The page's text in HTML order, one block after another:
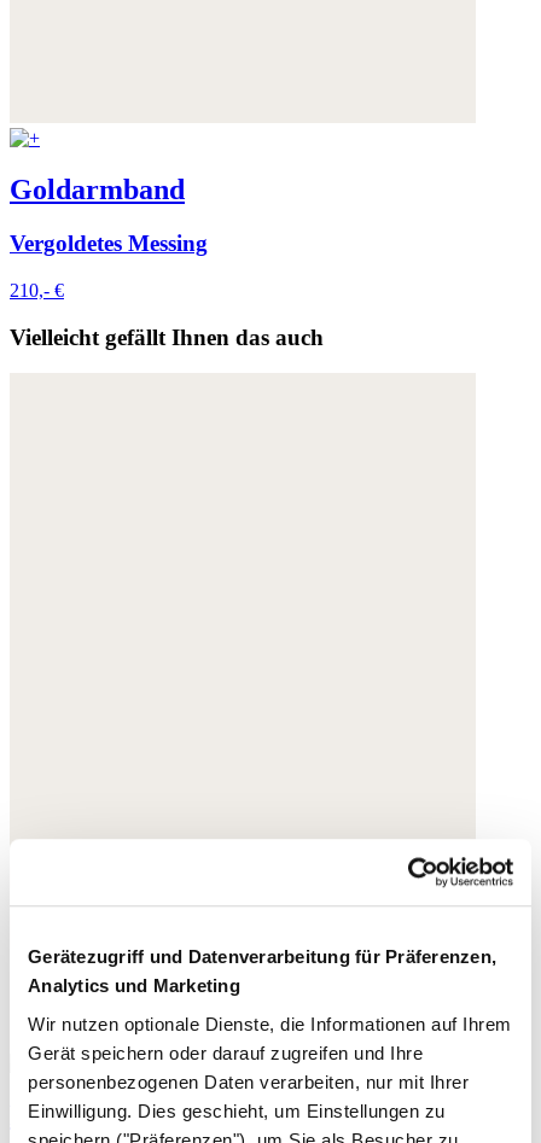
Gerätezugriff und Datenverarbeitung für Präferenzen,
Analytics und Marketing
Wir nutzen optionale Dienste, die Informationen auf Ihrem
Gerät speichern oder darauf zugreifen und Ihre
personenbezogenen Daten verarbeiten, nur mit Ihrer
Einwilligung. Dies geschieht, um Einstellungen zu
Goldarmband
Vergoldetes Messing
210,- €
Vielleicht gefällt Ihnen das auch
Riemchen-Espadrilles